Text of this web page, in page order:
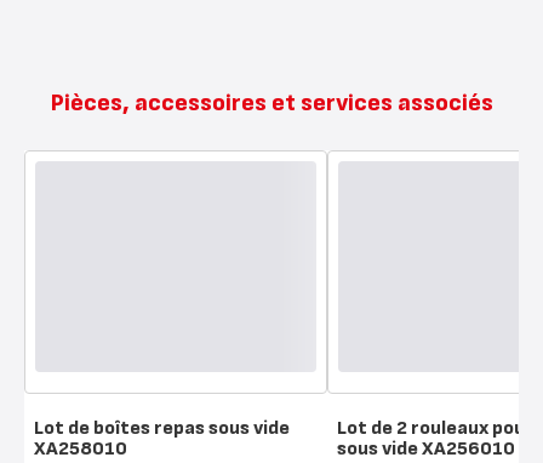
Pièces, accessoires et services associés
Lot de boîtes repas sous vide
XA258010
Lot de 2 rouleaux pour
sous vide XA256010
Note